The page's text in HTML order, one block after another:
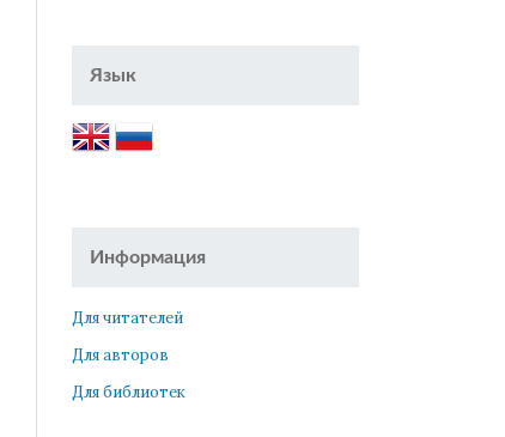
Язык
Информация
Для читателей
Для авторов
Для библиотек